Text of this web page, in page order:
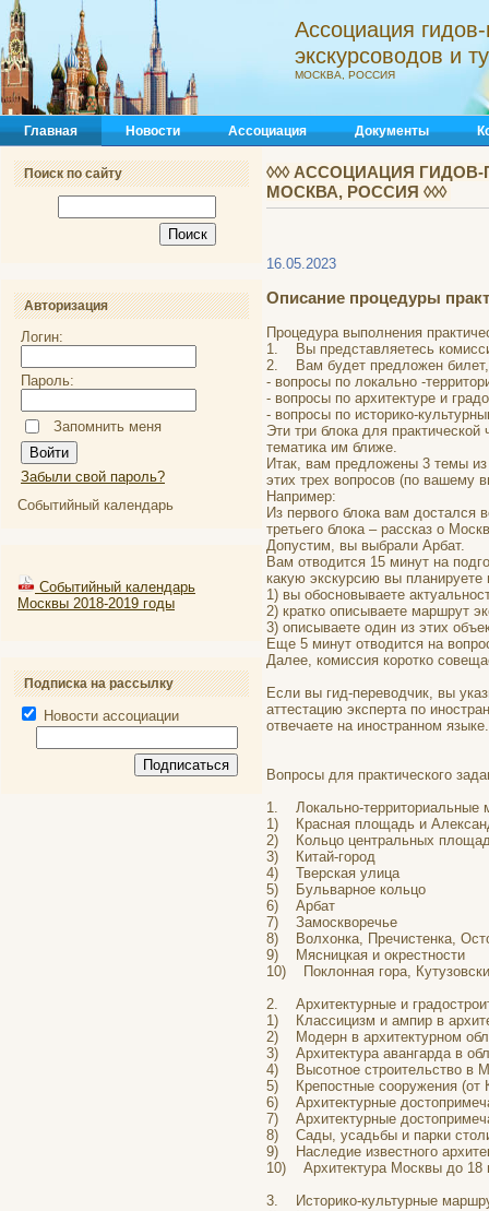
Ассоциация
экскурсоводов и
МОСКВА, РОССИЯ
Главная Новости Ассоциация Документы
Поиск по сайту
Авторизация
Логин:
Пароль:
Запомнить меня
Забыли свой пароль?
Событийный календарь
Событийный календарь
Москвы 2018-2019 годы
Подписка на рассылку
Новости ассоциации
◊◊◊ АССОЦИАЦИЯ
МОСКВА, РОССИЯ ◊◊◊
16.05.2023
Описание процедуры
Процедура выполнения
1. Вы представляетесь
2. Вам будет предложен билет,
- вопросы по локально -
- вопросы по архитектуре и
- вопросы по историко-
Эти три блока для
тематика им ближе.
Итак, вам предложены 3 темы
этих трех вопросов (по вашему
Например:
Из первого блока вам достался
третьего блока – рассказ о
Допустим, вы выбрали Арбат.
Вам отводится 15 минут на
какую экскурсию вы планируете
1) вы обосновываете
2) кратко описываете маршрут
3) описываете один из этих
Еще 5 минут отводится на
Далее, комиссия коротко
Если вы гид-переводчик, вы
аттестацию эксперта по
отвечаете на иностранном языке.
Вопросы для практического
1. Локально-территориальные
1) Красная площадь и
2) Кольцо центральных
3) Китай-город
4) Тверская улица
5) Бульварное кольцо
6) Арбат
7) Замоскворечье
8) Волхонка, Пречистенка,
9) Мясницкая и окрестности
10) Поклонная гора,
2. Архитектурные и
1) Классицизм и ампир в
2) Модерн в архитектурном
3) Архитектура авангарда в
4) Высотное строительство в
5) Крепостные сооружения (от
6) Архитектурные
7) Архитектурные
8) Сады, усадьбы и парки
9) Наследие известного
10) Архитектура Москвы до 18
3. Историко-культурные